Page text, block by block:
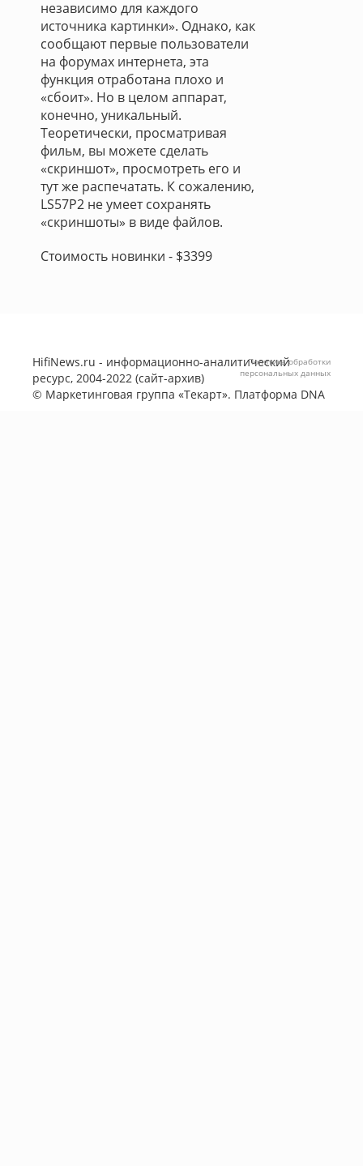
независимо для каждого
источника картинки». Однако, как
сообщают первые пользователи
на форумах интернета, эта
функция отработана плохо и
«сбоит». Но в целом аппарат,
конечно, уникальный.
Теоретически, просматривая
фильм, вы можете сделать
«скриншот», просмотреть его и
тут же распечатать. К сожалению,
LS57P2 не умеет сохранять
«скриншоты» в виде файлов.
Стоимость новинки - $3399
HifiNews.ru - информационно-аналитический
ресурс, 2004-2022 (сайт-архив)
© Маркетинговая группа «Текарт». Платформа DNA
Политика обработки
персональных данных